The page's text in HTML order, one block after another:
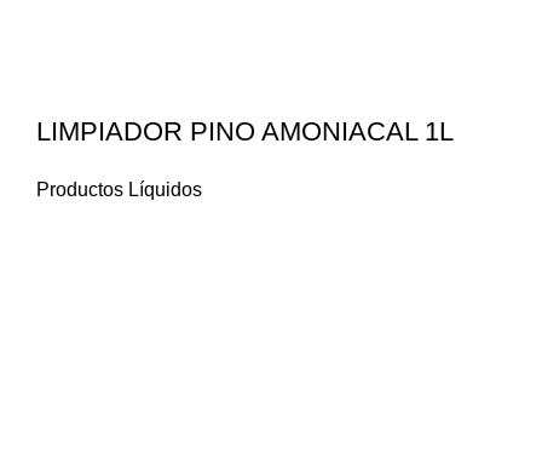
LIMPIADOR PINO AMONIACAL 1L
Productos Líquidos